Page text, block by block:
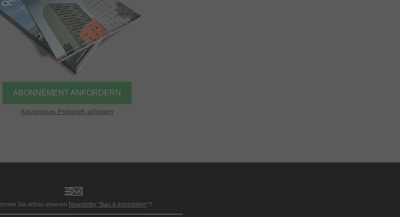
ABONNEMENT ANFORDERN
Kostenloses Probeheft anfordern
Sie schon unseren Newsletter "Bau & Immobilien"?